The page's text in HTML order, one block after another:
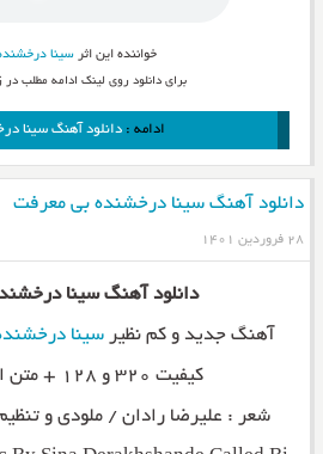
خواننده این اثر سینا
برای دانلود روی لینک ادامه مطلب در
ادامه : دانلود آهنگ سینا
دانلود آهنگ سینا درخشنده بی معرفت
۲۸ فروردین ۱۴۰۱
دانلود آهنگ سینا
آهنگ جدید و کم نظیر سینا
کیفیت ۳۲۰ و ۱۲۸ + متن از موزیک ناب
شعر : علیرضا رادان / ملودی و